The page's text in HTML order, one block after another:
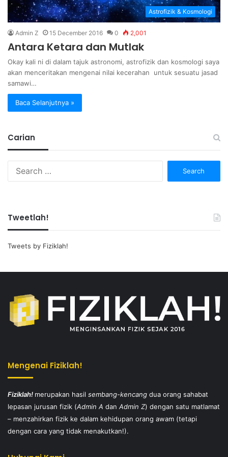
Astrofizik & Kosmologi
Admin Z 15 December 2016 0 2,001
Antara Ketara dan Mutlak
Okay kali ni di dalam tajuk astronomi, astrofizik dan kosmologi saya
akan menceritakan mengenai nilai kecerahan untuk sesuatu jasad
samawi…
Baca Selanjutnya »
Carian
Tweetlah!
Tweets by Fiziklah!
Mengenai Fiziklah!
Fiziklah! merupakan hasil sembang-kencang dua orang sahabat
lepasan jurusan fizik (Admin A dan Admin Z) dengan satu matlamat
– menzahirkan fizik ke dalam kehidupan orang awam (tetapi
dengan cara yang tidak menakutkan!).